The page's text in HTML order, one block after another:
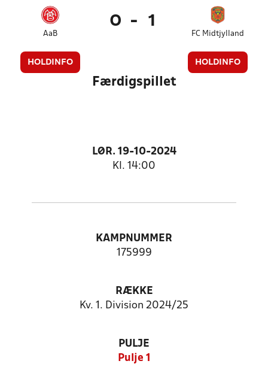
AaB
HOLDINFO
0 - 1
FC Midtjylland
HOLDINFO
Færdigspillet
LØR. 19-10-2024
Kl. 14:00
KAMPNUMMER
175999
RÆKKE
Kv. 1. Division 2024/25
PULJE
Pulje 1